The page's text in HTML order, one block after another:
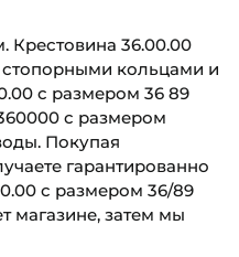
Крестовина 36.00.00
стопорными кольцами и
с размером 36 89
с размером
Покупая
гарантированно
с размером 36/89
магазине, затем мы